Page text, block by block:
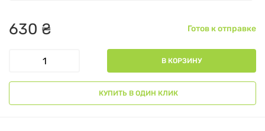
630 ₴ Готов к отправке
В КОРЗИНУ
КУПИТЬ В ОДИН КЛИК